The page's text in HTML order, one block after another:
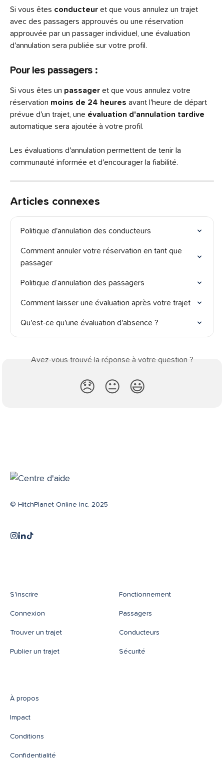
Si vous êtes conducteur et que vous annulez un trajet
avec des passagers approuvés ou une réservation
approuvée par un passager individuel, une évaluation
d'annulation sera publiée sur votre profil.
Pour les passagers :
Si vous êtes un passager et que vous annulez votre
réservation moins de 24 heures avant l'heure de départ
prévue d'un trajet, une évaluation d'annulation tardive
automatique sera ajoutée à votre profil.
Les évaluations d'annulation permettent de tenir la
communauté informée et d'encourager la fiabilité.
Articles connexes
Politique d'annulation des conducteurs
Comment annuler votre réservation en tant que
passager
Politique d’annulation des passagers
Comment laisser une évaluation après votre trajet
Qu'est-ce qu'une évaluation d'absence ?
Avez-vous trouvé la réponse à votre question ?
😞 😐 😃
© HitchPlanet Online Inc. 2025
S'inscrire
Connexion
Trouver un trajet
Publier un trajet
Fonctionnement
Passagers
Conducteurs
Sécurité
À propos
Impact
Conditions
Confidentialité